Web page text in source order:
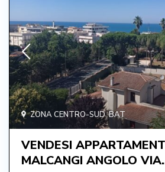
ZONA CENTRO-SUD,BAT
VENDESI
MALCANGI ANGOLO